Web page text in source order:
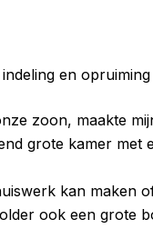
zoon, maakte
grote kamer met
kan maken
ook een grote